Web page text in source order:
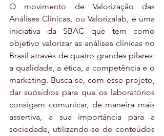
O movimento de Valorização das
Análises Clínicas, ou Valorizalab, é uma
iniciativa da SBAC que tem como
objetivo valorizar as análises clínicas no
Brasil através de quatro grandes pilares:
a qualidade, a ética, a competência e o
marketing. Busca-se, com esse projeto,
dar subsídios para que os laboratórios
consigam comunicar, de maneira mais
assertiva, a sua importância para a
sociedade, utilizando-se de conteúdos